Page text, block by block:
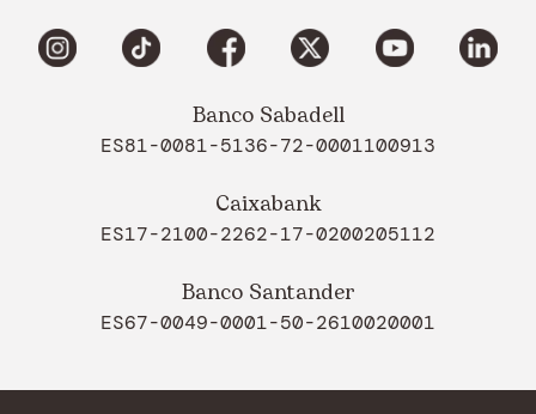
Banco Sabadell
ES81-0081-5136-72-0001100913
Caixabank
ES17-2100-2262-17-0200205112
Banco Santander
ES67-0049-0001-50-2610020001